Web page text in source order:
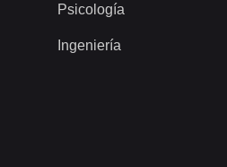
Psicología
Ingeniería